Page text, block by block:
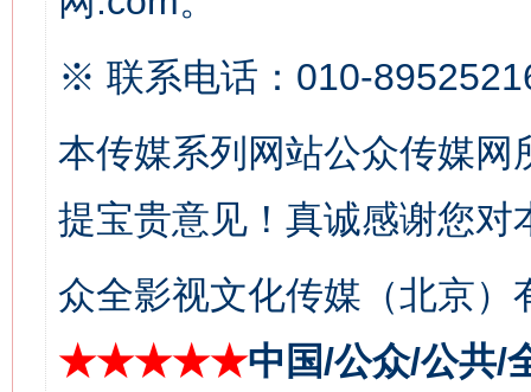
※ 联系电话：010-
本传媒系列网站公众传媒
提宝贵意见！真诚感谢您
众全影视文化传媒（北京）
★★★★★中国/公众/公共/
在谋一域中谋全局
今